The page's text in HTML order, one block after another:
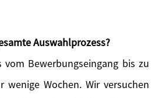
Auswahlprozess?
Bewerbungseingang bis zu
wenige Wochen. Wir versuchen